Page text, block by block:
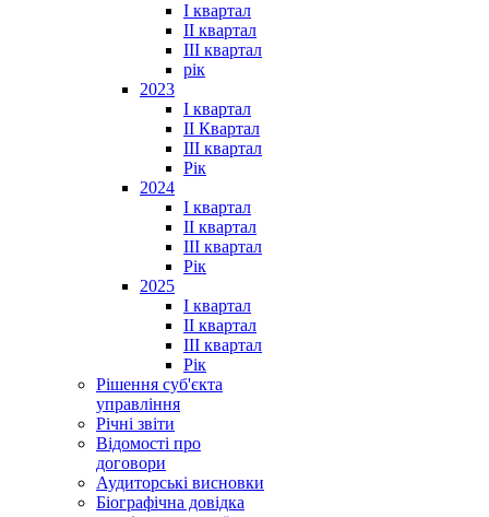
I квартал
II квартал
ІІІ квартал
рік
2023
І квартал
ІІ Квартал
III квартал
Рік
2024
I квартал
II квартал
III квартал
Рік
2025
I квартал
II квартал
III квартал
Рік
Рішення суб'єкта
управління
Річні звіти
Відомості про
договори
Аудиторські висновки
Біографічна довідка